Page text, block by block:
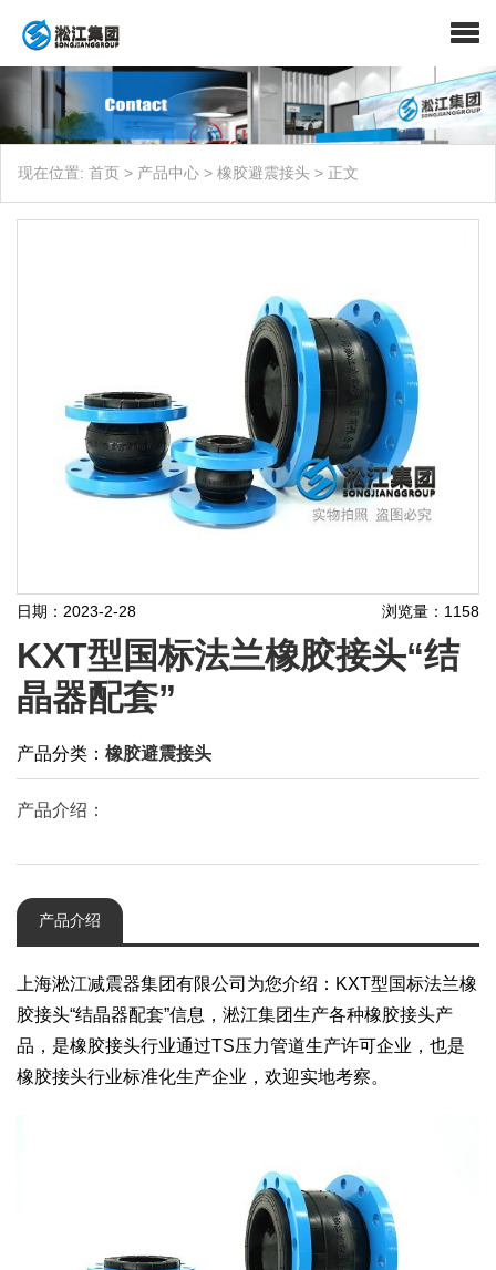
现在位置: 首页 > 产品中心 > 橡胶避震接头 > 正文
日期：2023-2-28 浏览量：1158
KXT型国标法兰橡胶接头“结
晶器配套”
产品分类： 橡胶避震接头
产品介绍：
产品介绍
上海淞江减震器集团有限公司为您介绍：KXT型国标法兰橡
胶接头“结晶器配套”信息，淞江集团生产各种橡胶接头产
品，是橡胶接头行业通过TS压力管道生产许可企业，也是
橡胶接头行业标准化生产企业，欢迎实地考察。